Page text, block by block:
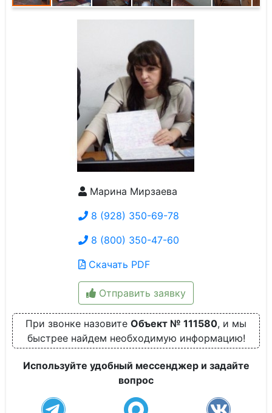
Марина Мирзаева
8 (928) 350-69-78
8 (800) 350-47-60
Скачать PDF
Отправить заявку
При звонке назовите Объект № 111580, и мы
быстрее найдем необходимую информацию!
Используйте удобный мессенджер и задайте
вопрос